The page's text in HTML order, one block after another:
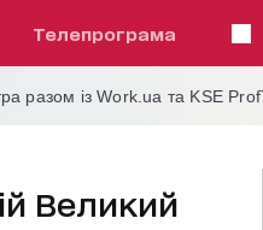
телепрограма
разом із Work.ua та KSE
Великий